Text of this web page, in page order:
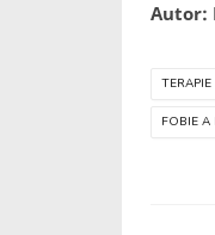
Autor:
TERAPIE
FOBIE A